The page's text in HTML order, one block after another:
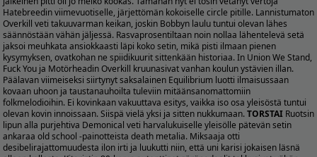
Hatebreedin viimevuotiselle, järjettömän kokoiselle circle pitille. Lannistumaton
Overkill veti takuuvarman keikan, joskin Bobbyn laulu tuntui olevan lähes
säännöstään vähän jäljessä. Rasvaprosentiltaan noin nollaa lähentelevä setä
jaksoi meuhkata ansiokkaasti läpi koko setin, mikä pisti ilmaan pienen
kysymyksen, ovatkohan ne spiidikuurit sittenkään historiaa. In Union We Stand,
Fuck You ja Motörheadin Overkill kruunasivat vanhan koulun ystävien illan.
Päälavan viimeiseksi siirtynyt saksalainen Equilibrium luotti ilmaisussaan
kovaan uhoon ja taustanauhoilta tuleviin mitäänsanomattomiin
folkmelodioihin. Ei kovinkaan vakuuttava esitys, vaikka iso osa yleisöstä tuntui
olevan kovin innoissaan. Siispä vielä yksi ja sitten nukkumaan.TORSTAI Ruotsin
lipun alla purjehtiva Demonical veti harvalukuiselle yleisölle pätevän setin
ankaraa old school -painotteista death metalia. Miksaaja otti
desibelirajattomuudesta ilon irti ja luukutti niin, että uni karisi jokaisen läsnä